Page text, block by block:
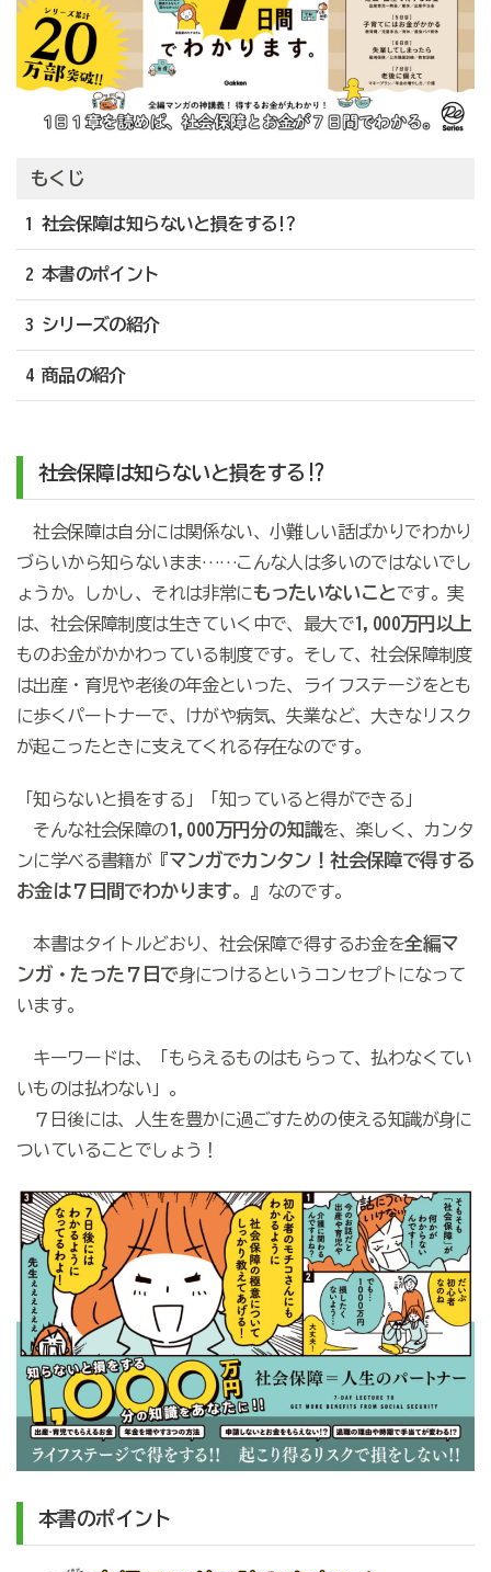
もくじ
1 社会保障は知らないと損をする!?
2 本書のポイント
3 シリーズの紹介
4 商品の紹介
社会保障は知らないと損をする!?
社会保障は自分には関係ない、小難しい話ばかりでわかり
づらいから知らないまま……こんな人は多いのではないでし
ょうか。しかし、それは非常にもったいないことです。実
は、社会保障制度は生きていく中で、最大で1,000万円以上
ものお金がかかわっている制度です。そして、社会保障制度
は出産・育児や老後の年金といった、ライフステージをとも
に歩くパートナーで、けがや病気、失業など、大きなリスク
が起こったときに支えてくれる存在なのです。
「知らないと損をする」「知っていると得ができる」
そんな社会保障の1,000万円分の知識を、楽しく、カンタ
ンに学べる書籍が『マンガでカンタン！社会保障で得する
お金は７日間でわかります。
』なのです。
本書はタイトルどおり、社会保障で得するお金を全編マ
ンガ・たった７日で身につけるというコンセプトになって
います。
キーワードは、「もらえるものはもらって、払わなくてい
いものは払わない」。
７日後には、人生を豊かに過ごすための使える知識が身に
ついていることでしょう！
本書のポイント